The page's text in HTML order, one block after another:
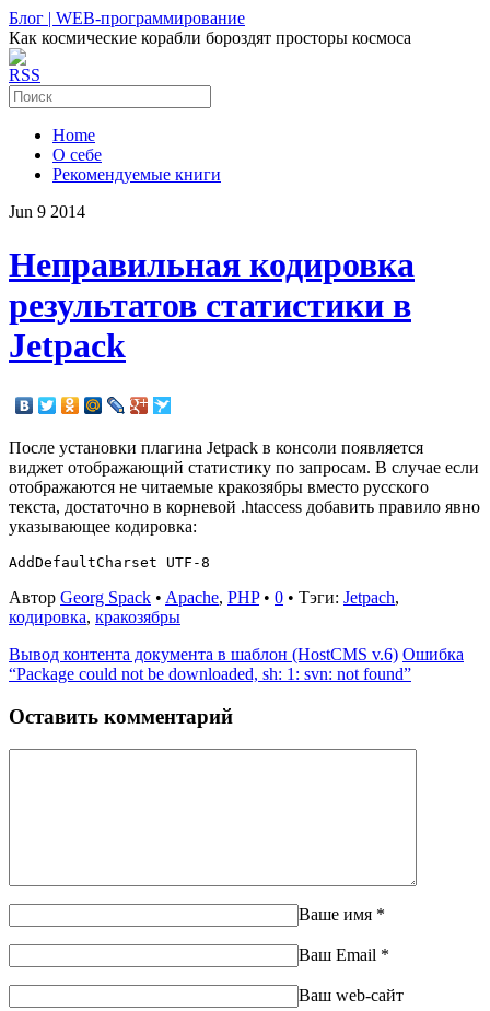
Блог | WEB-программирование
Как космические корабли бороздят просторы космоса
RSS
Home
О себе
Рекомендуемые книги
Jun 9 2014
Неправильная кодировка
результатов статистики в
Jetpack
После установки плагина Jetpack в консоли появляется
виджет отображающий статистику по запросам. В случае если
отображаются не читаемые кракозябры вместо русского
текста, достаточно в корневой .htaccess добавить правило явно
указывающее кодировка:
Автор Georg Spack • Apache, PHP• 0 • Тэги: Jetpach,
кодировка, кракозябры
Вывод контента документа в шаблон (HostCMS v.6) Ошибка
“Package could not be downloaded, sh: 1: svn: not found”
Оставить комментарий
Ваше имя *
Ваш Email *
Ваш web-сайт